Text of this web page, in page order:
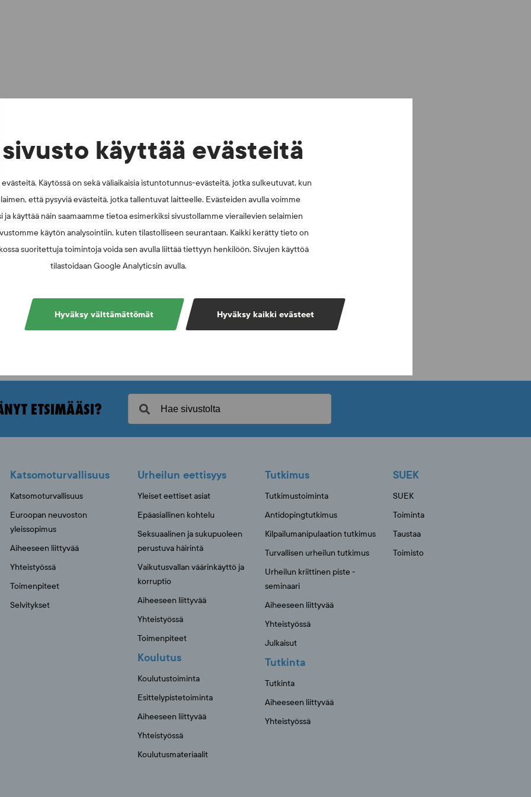
sivusto käyttää evästeitä
Käytössä on sekä väliaikaisia istuntotunnus-evästeitä, jotka sulkeutuvat, kun
että pysyviä evästeitä, jotka tallentuvat laitteelle. Evästeiden avulla voimme
ja käyttää näin saamaamme tietoa esimerkiksi sivustollamme vierailevien selaimien
käytön analysointiin, kuten tilastolliseen seurantaan. Kaikki kerätty tieto on
suoritettuja toimintoja voida sen avulla liittää tiettyyn henkilöön. Sivujen käyttöä
tilastoidaan Google Analyticsin avulla.
Hyväksy kaikki evästeet
Hyväksy välttämättömät
sanomaa eteenpäin
ETSIMÄÄSI?
Katsomoturvallisuus
Katsomoturvallisuus
Euroopan neuvoston
yleissopimus
Aiheeseen liittyvää
Yhteistyössä
Toimenpiteet
Selvitykset
Urheilun eettisyys
Yleiset eettiset asiat
Epäasiallinen kohtelu
Seksuaalinen ja sukupuoleen
perustuva häirintä
Vaikutusvallan väärinkäyttö ja
korruptio
Aiheeseen liittyvää
Yhteistyössä
Toimenpiteet
Koulutus
Koulutustoiminta
Esittelypistetoiminta
Aiheeseen liittyvää
Yhteistyössä
Koulutusmateriaalit
Tutkimus
Tutkimustoiminta
Antidopingtutkimus
Kilpailumanipulaation tutkimus
Turvallisen urheilun tutkimus
Urheilun kriittinen piste -
seminaari
Aiheeseen liittyvää
Yhteistyössä
Julkaisut
Tutkinta
Tutkinta
Aiheeseen liittyvää
Yhteistyössä
SUEK
SUEK
Toiminta
Taustaa
Toimisto